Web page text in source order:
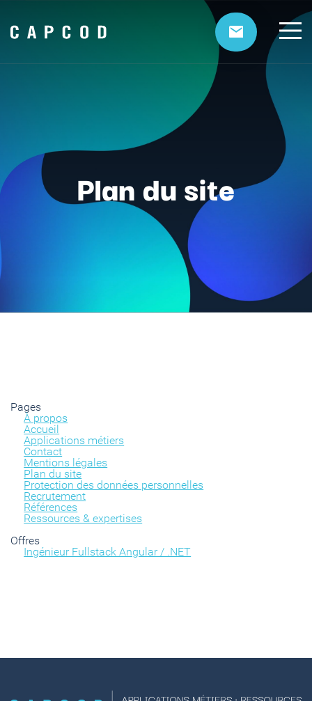
Plan du site
Pages
À propos
Accueil
Applications métiers
Contact
Mentions légales
Plan du site
Protection des données personnelles
Recrutement
Références
Ressources & expertises
Offres
Ingénieur Fullstack Angular / .NET